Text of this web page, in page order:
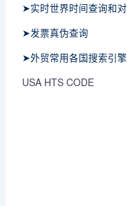
➤实时世界时间查询和
➤发票真伪查询
➤外贸常用各国搜索引擎
USA HTS CODE